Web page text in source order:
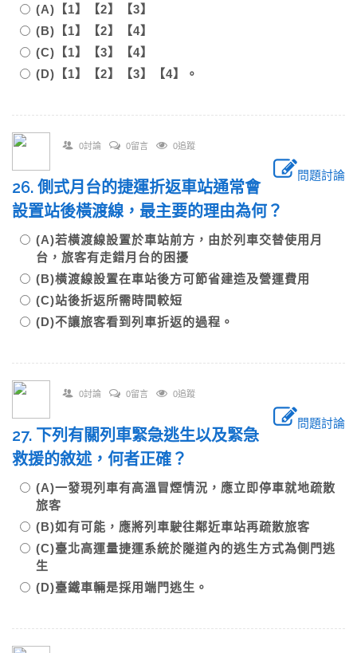
(A)【1】【2】【3】
(B)【1】【2】【4】
(C)【1】【3】【4】
(D)【1】【2】【3】【4】。
0討論 0留言 0追蹤
問題討論
26. 側式月台的捷運折返車站通常會
設置站後橫渡線，最主要的理由為何？
(A)若橫渡線設置於車站前方，由於列車交替使用月
台，旅客有走錯月台的困擾
(B)橫渡線設置在車站後方可節省建造及營運費用
(C)站後折返所需時間較短
(D)不讓旅客看到列車折返的過程。
0討論 0留言 0追蹤
問題討論
27. 下列有關列車緊急逃生以及緊急
救援的敘述，何者正確？
(A)一發現列車有高溫冒煙情況，應立即停車就地疏散
旅客
(B)如有可能，應將列車駛往鄰近車站再疏散旅客
(C)臺北高運量捷運系統於隧道內的逃生方式為側門逃
生
(D)臺鐵車輛是採用端門逃生。